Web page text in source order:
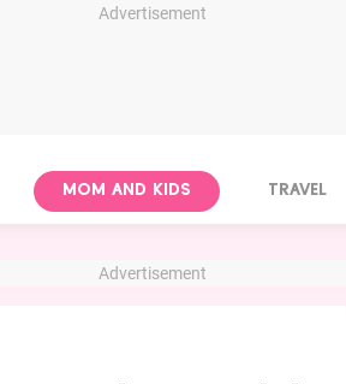
Advertisement
MOM AND KIDS TRAVEL
Advertisement